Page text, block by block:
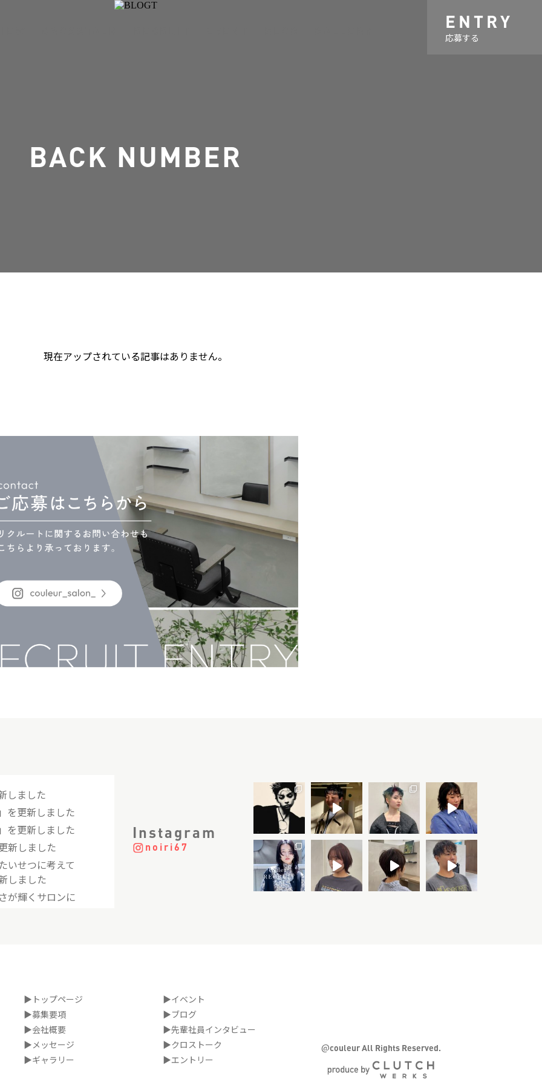
ENTRY
応募する
BACK NUMBER
現在アップされている記事はありません。
しました
を更新しました
を更新しました
新しました
いせつに考えて
しました
が輝くサロンに
Instagram
noiri67
▶トップページ
▶募集要項
▶会社概要
▶メッセージ
▶ギャラリー
▶イベント
▶ブログ
▶先輩社員インタビュー
▶クロストーク
▶エントリー
@couleur All Rights Reserved.